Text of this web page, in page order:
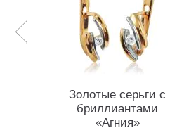
Золотые серьги с
бриллиантами
«Агния»